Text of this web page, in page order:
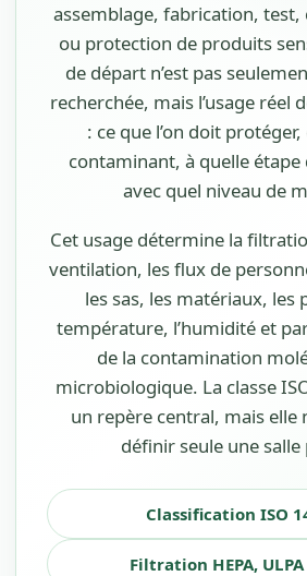
assemblage, fabrication,
ou protection de produits
de départ n’est pas
recherchée, mais l’usage réel
: ce que l’on doit
contaminant, à quelle étape
avec quel niveau de
Cet usage détermine la
ventilation, les flux de
les sas, les matériaux, les
température, l’humidité et
de la contamination
microbiologique. La classe
un repère central, mais elle
définir seule une
Classification ISO
Filtration HEPA, ULPA